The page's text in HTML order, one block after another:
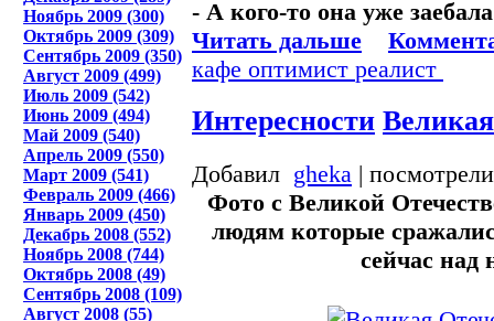
Ноябрь 2009 (300)
Октябрь 2009 (309)
Сентябрь 2009 (350)
Август 2009 (499)
Июль 2009 (542)
Июнь 2009 (494)
Май 2009 (540)
Апрель 2009 (550)
Март 2009 (541)
Февраль 2009 (466)
Январь 2009 (450)
Декабрь 2008 (552)
Ноябрь 2008 (744)
Октябрь 2008 (49)
Сентябрь 2008 (109)
Август 2008 (55)
- А кого-то она уже
Читать дальше
кафе оптимист реалист
Интересности
Добавил gheka |
Фото с Великой
людям которые
сейчас